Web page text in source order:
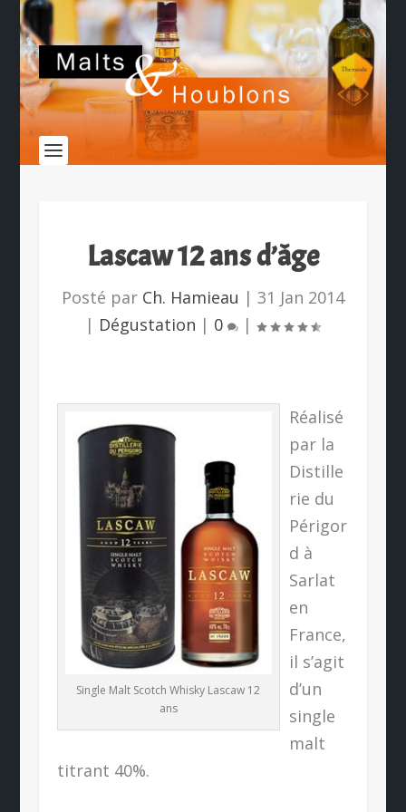
Lascaw 12 ans d’âge
Posté par Ch. Hamieau | 31 Jan 2014
| Dégustation | 0 |
Single Malt Scotch Whisky Lascaw 12
ans
Réalisé
par la
Distille
rie du
Périgor
d à
Sarlat
en
France,
il s’agit
d’un
single
malt
titrant 40%.